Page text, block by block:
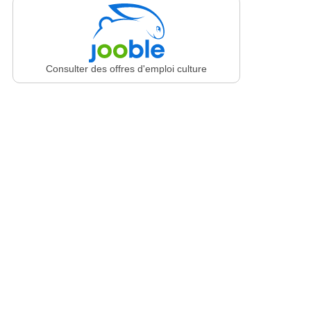
Consulter des offres d'emploi culture